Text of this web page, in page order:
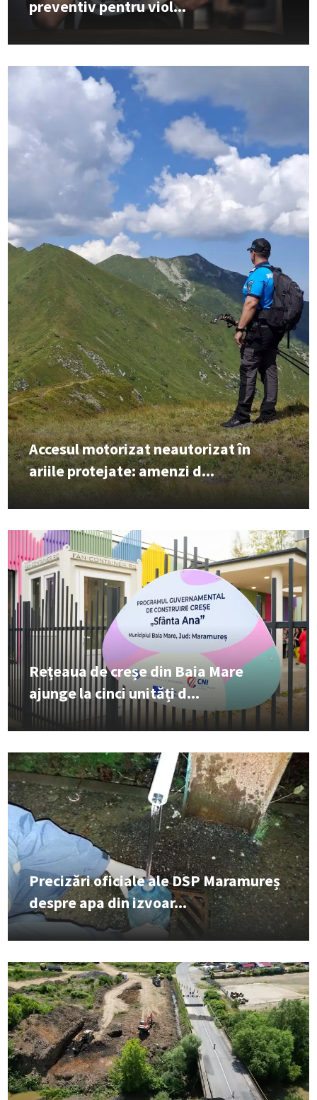
preventiv pentru viol...
Accesul motorizat neautorizat în
ariile protejate: amenzi d...
Rețeaua de creșe din Baia Mare
ajunge la cinci unități d...
Precizări oficiale ale DSP Maramureș
despre apa din izvoar...